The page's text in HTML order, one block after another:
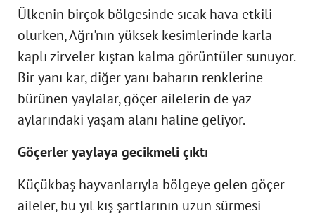
Ülkenin birçok bölgesinde sıcak hava etkili
olurken, Ağrı'nın yüksek kesimlerinde karla
kaplı zirveler kıştan kalma görüntüler sunuyor.
Bir yanı kar, diğer yanı baharın renklerine
bürünen yaylalar, göçer ailelerin de yaz
aylarındaki yaşam alanı haline geliyor.
Göçerler yaylaya gecikmeli çıktı
Küçükbaş hayvanlarıyla bölgeye gelen göçer
aileler, bu yıl kış şartlarının uzun sürmesi